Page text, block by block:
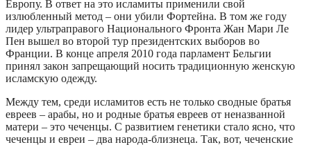
Европу. В ответ на это исламиты применили свой
излюбленный метод – они убили Фортейна. В том же году
лидер ультраправого Национального Фронта Жан Мари Ле
Пен вышел во второй тур президентских выборов во
Франции. В конце апреля 2010 года парламент Бельгии
принял закон запрещающий носить традиционную женскую
исламскую одежду.
Между тем, среди исламитов есть не только сводные братья
евреев – арабы, но и родные братья евреев от неназванной
матери – это чеченцы. С развитием генетики стало ясно, что
чеченцы и евреи – два народа-близнеца. Так, вот, чеченские